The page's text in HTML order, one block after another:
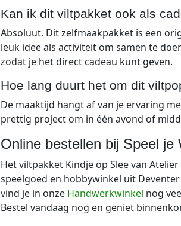
Kan ik dit viltpakket ook als
Absoluut. Dit zelfmaakpakket is een
leuk idee als activiteit om samen te
zodat je het direct cadeau kunt geven.
Hoe lang duurt het om dit
De maaktijd hangt af van je ervaring
prettig project om in één avond of
Online bestellen bij Speel je
Het viltpakket Kindje op Slee van
speelgoed en hobbywinkel uit
vind je in onze Handwerkwinkel nog
Bestel vandaag nog en geniet